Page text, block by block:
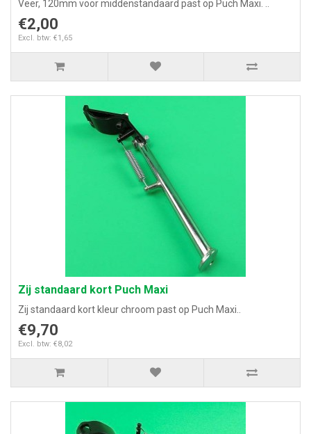
Veer, 120mm voor middenstandaard past op Puch Maxi. ..
€2,00
Excl. btw: €1,65
Zij standaard kort Puch Maxi
Zij standaard kort kleur chroom past op Puch Maxi..
€9,70
Excl. btw: €8,02